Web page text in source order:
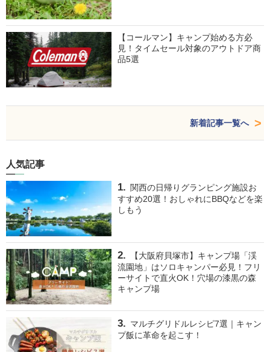
【コールマン】キャンプ始める方必
見！タイムセール対象のアウトドア商
品5選
新着記事一覧へ
人気記事
関西の日帰りグランピング施設お
すすめ20選！おしゃれにBBQなどを楽
しもう
【大阪府貝塚市】キャンプ場「渓
流園地」はソロキャンパー必見！フリ
ーサイトで直火OK！穴場の漆黒の森
キャンプ場
マルチグリドルレシピ7選｜キャン
プ飯に革命を起こす！